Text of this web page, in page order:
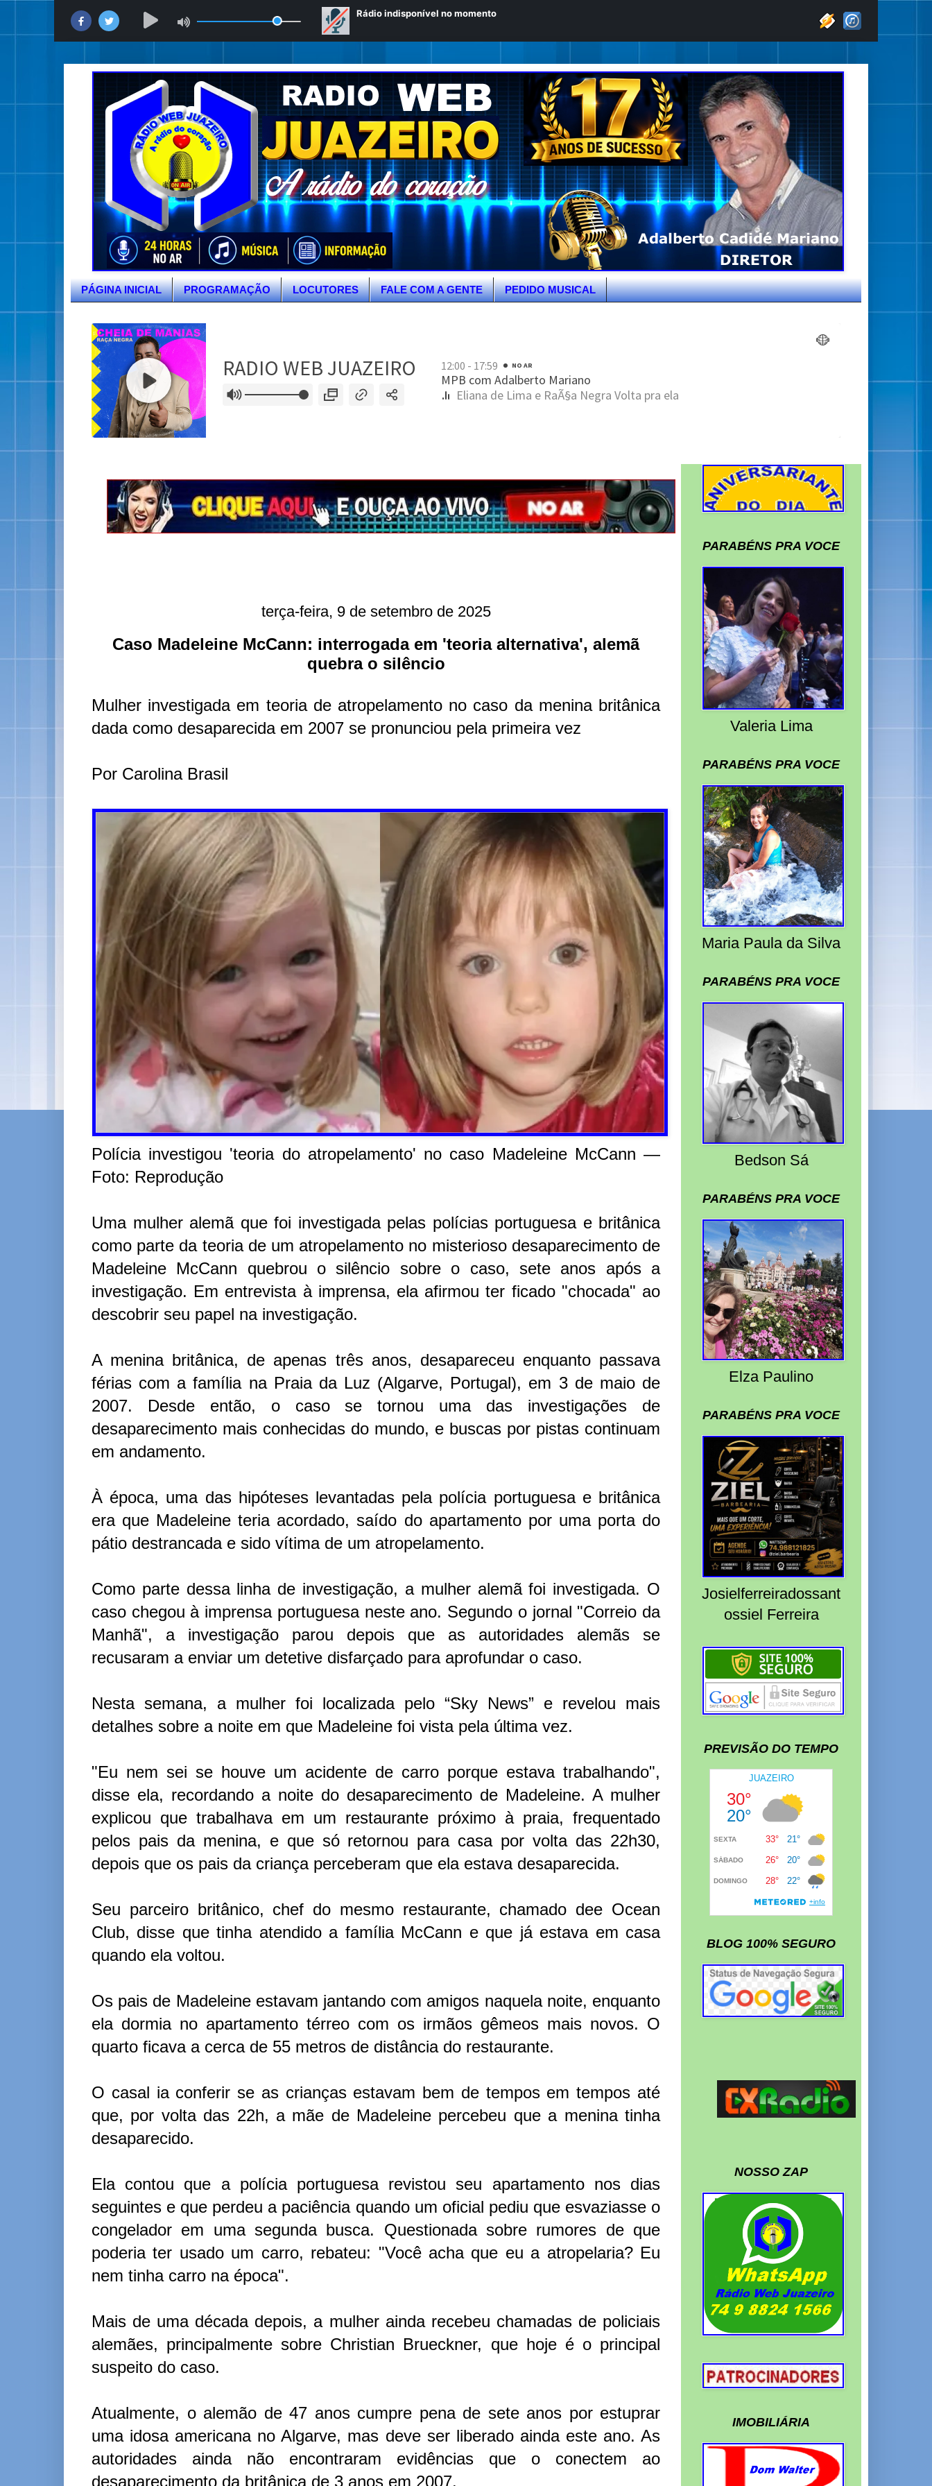
PÁGINA INICIAL PROGRAMAÇÃO LOCUTORES FALE COM A GENTE PEDIDO MUSICAL
terça-feira, 9 de setembro de 2025
Caso Madeleine McCann: interrogada em 'teoria alternativa', alemã
quebra o silêncio
Mulher investigada em teoria de atropelamento no caso da menina britânica
dada como desaparecida em 2007 se pronunciou pela primeira vez
Por Carolina Brasil
Polícia investigou 'teoria do atropelamento' no caso Madeleine McCann —
Foto: Reprodução
Uma mulher alemã que foi investigada pelas polícias portuguesa e britânica
como parte da teoria de um atropelamento no misterioso desaparecimento de
Madeleine McCann quebrou o silêncio sobre o caso, sete anos após a
investigação. Em entrevista à imprensa, ela afirmou ter ficado "chocada" ao
descobrir seu papel na investigação.
A menina britânica, de apenas três anos, desapareceu enquanto passava
férias com a família na Praia da Luz (Algarve, Portugal), em 3 de maio de
2007. Desde então, o caso se tornou uma das investigações de
desaparecimento mais conhecidas do mundo, e buscas por pistas continuam
em andamento.
À época, uma das hipóteses levantadas pela polícia portuguesa e britânica
era que Madeleine teria acordado, saído do apartamento por uma porta do
pátio destrancada e sido vítima de um atropelamento.
Como parte dessa linha de investigação, a mulher alemã foi investigada. O
caso chegou à imprensa portuguesa neste ano. Segundo o jornal "Correio da
Manhã", a investigação parou depois que as autoridades alemãs se
recusaram a enviar um detetive disfarçado para aprofundar o caso.
Nesta semana, a mulher foi localizada pelo “Sky News” e revelou mais
detalhes sobre a noite em que Madeleine foi vista pela última vez.
"Eu nem sei se houve um acidente de carro porque estava trabalhando",
disse ela, recordando a noite do desaparecimento de Madeleine. A mulher
explicou que trabalhava em um restaurante próximo à praia, frequentado
pelos pais da menina, e que só retornou para casa por volta das 22h30,
depois que os pais da criança perceberam que ela estava desaparecida.
Seu parceiro britânico, chef do mesmo restaurante, chamado dee Ocean
Club, disse que tinha atendido a família McCann e que já estava em casa
quando ela voltou.
Os pais de Madeleine estavam jantando com amigos naquela noite, enquanto
ela dormia no apartamento térreo com os irmãos gêmeos mais novos. O
quarto ficava a cerca de 55 metros de distância do restaurante.
O casal ia conferir se as crianças estavam bem de tempos em tempos até
que, por volta das 22h, a mãe de Madeleine percebeu que a menina tinha
desaparecido.
Ela contou que a polícia portuguesa revistou seu apartamento nos dias
seguintes e que perdeu a paciência quando um oficial pediu que esvaziasse o
congelador em uma segunda busca. Questionada sobre rumores de que
poderia ter usado um carro, rebateu: "Você acha que eu a atropelaria? Eu
nem tinha carro na época".
Mais de uma década depois, a mulher ainda recebeu chamadas de policiais
alemães, principalmente sobre Christian Brueckner, que hoje é o principal
suspeito do caso.
Atualmente, o alemão de 47 anos cumpre pena de sete anos por estuprar
uma idosa americana no Algarve, mas deve ser liberado ainda este ano. As
autoridades ainda não encontraram evidências que o conectem ao
desaparecimento da britânica de 3 anos em 2007.
PARABÉNS PRA VOCE
Valeria Lima
PARABÉNS PRA VOCE
Maria Paula da Silva
PARABÉNS PRA VOCE
Bedson Sá
PARABÉNS PRA VOCE
Elza Paulino
PARABÉNS PRA VOCE
Josielferreiradossant
ossiel Ferreira
PREVISÃO DO TEMPO
BLOG 100% SEGURO
NOSSO ZAP
IMOBILIÁRIA